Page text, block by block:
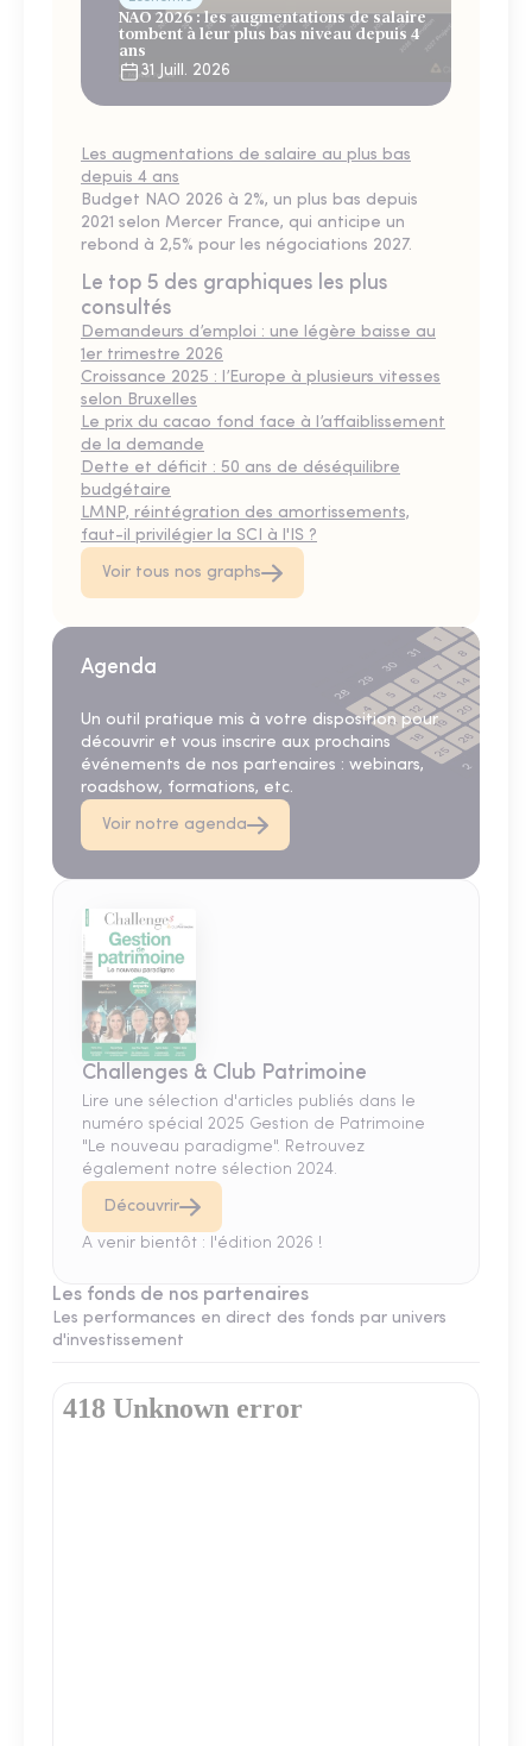
NAO 2026 : les augmentations de salaire
tombent à leur plus bas niveau depuis 4
ans
31 Juill. 2026
Les augmentations de salaire au plus bas
depuis 4 ans
Budget NAO 2026 à 2%, un plus bas depuis
2021 selon Mercer France, qui anticipe un
rebond à 2,5% pour les négociations 2027.
Le top 5 des graphiques les plus
consultés
Demandeurs d’emploi : une légère baisse au
1er trimestre 2026
Croissance 2025 : l’Europe à plusieurs vitesses
selon Bruxelles
Le prix du cacao fond face à l’affaiblissement
de la demande
Dette et déficit : 50 ans de déséquilibre
budgétaire
LMNP, réintégration des amortissements,
faut-il privilégier la SCI à l'IS ?
Voir tous nos graphs
Agenda
Un outil pratique mis à votre disposition pour
découvrir et vous inscrire aux prochains
événements de nos partenaires : webinars,
roadshow, formations, etc.
Voir notre agenda
Challenges & Club Patrimoine
Lire une sélection d'articles publiés dans le
numéro spécial 2025 Gestion de Patrimoine
"Le nouveau paradigme". Retrouvez
également notre sélection 2024.
Découvrir
A venir bientôt : l'édition 2026 !
Les fonds de nos partenaires
Les performances en direct des fonds par univers
d'investissement